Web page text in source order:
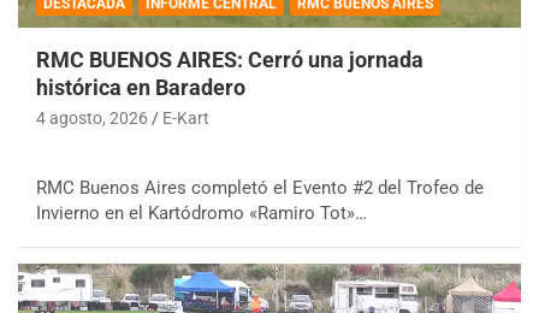
RMC BUENOS AIRES: Cerró una jornada
histórica en Baradero
4 agosto, 2026 E-Kart
RMC Buenos Aires completó el Evento #2 del Trofeo de
Invierno en el Kartódromo «Ramiro Tot»…